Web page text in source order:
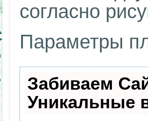
согласно
Параметры
Забиваем
Уникальные